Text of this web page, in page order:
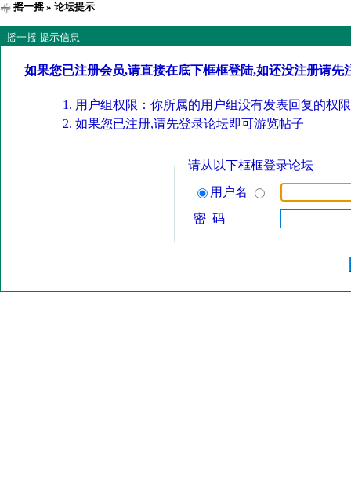
摇一摇» 论坛提示
摇一摇 提示信息
如果您已注册会员,请直接在底下框框登陆,如还没注册请先
用户组权限：你所属的用户组没有发表回复的权
如果您已注册,请先登录论坛即可游览帖子
请从以下框框登录论坛
用户名
密 码